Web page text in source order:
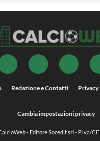
Redazione e Contatti Privacy
Cambia impostazioni privacy
- Editore Socedit srl - P.iva/